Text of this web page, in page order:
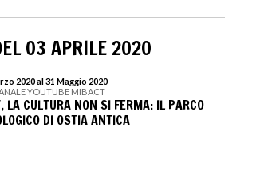
03 APRILE 2020
2020 al 31 Maggio 2020
YOUTUBE MIBACT
LA CULTURA NON SI FERMA: IL PARCO
DI OSTIA ANTICA